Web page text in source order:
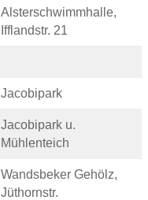
Alsterschwimmhalle,
Ifflandstr. 21
Jacobipark
Jacobipark u.
Mühlenteich
Wandsbeker Gehölz,
Jüthornstr.